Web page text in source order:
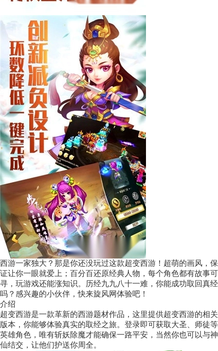
西游一家独大？那是你还没玩过这款超变西游！超萌的画风，保
证让你一眼就爱上；百分百还原经典人物，每个角色都有故事可
寻，玩游戏还能涨知识。历经九九八十一难，你能成功取回真经
吗？感兴趣的小伙伴，快来旋风网体验吧！
介绍
超变西游是一款革新的西游题材作品，这里提供超变西游的相关
版本，你能够体验真实的取经之旅。登录即可获取大圣、师徒等
英雄角色，唯有斩妖除魔才能确保一路平安，当然你也可以与神
仙结交，让他们护送你周全。